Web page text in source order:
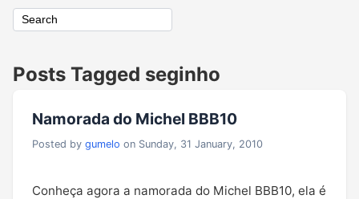
Posts Tagged seginho
Namorada do Michel BBB10
Posted by gumelo on Sunday, 31 January, 2010
Conheça agora a namorada do Michel BBB10, ela é